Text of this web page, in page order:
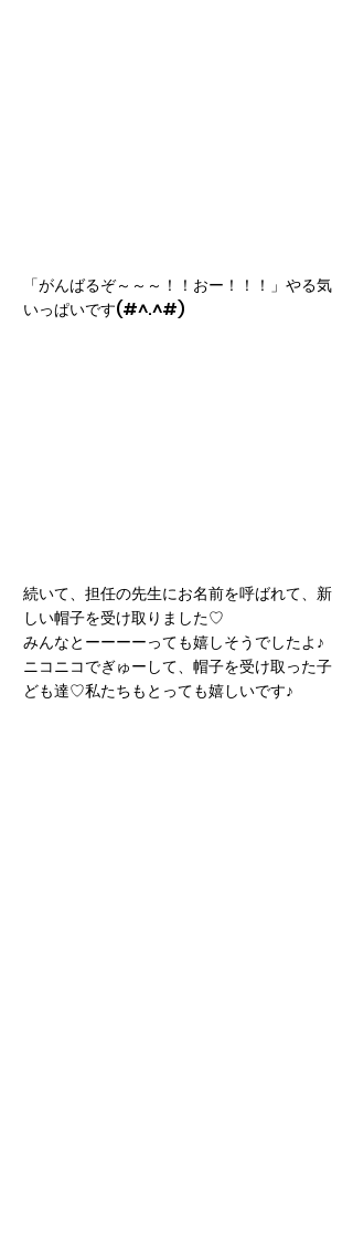
「がんばるぞ～～～！！おー！！！」やる気
いっぱいです(#^.^#)
続いて、担任の先生にお名前を呼ばれて、新
しい帽子を受け取りました♡
みんなとーーーーっても嬉しそうでしたよ♪
ニコニコでぎゅーして、帽子を受け取った子
ども達♡私たちもとっても嬉しいです♪